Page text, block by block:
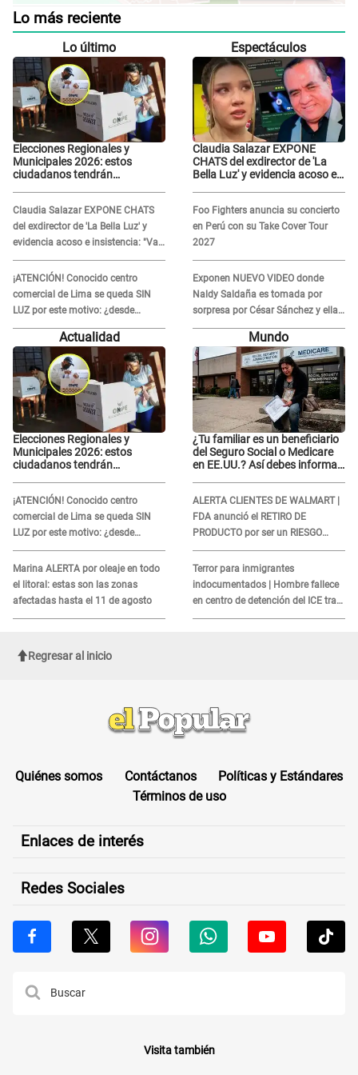
Lo más reciente
Lo último
Elecciones Regionales y
Municipales 2026: estos
ciudadanos tendrán
Claudia Salazar EXPONE CHATS
del exdirector de 'La Bella Luz' y
evidencia acoso e insistencia: "Vas
a estar conmigo, no pasa nada"
¡ATENCIÓN! Conocido centro
comercial de Lima se queda SIN
LUZ por este motivo: ¿desde
cuándo atenderá?
Espectáculos
Claudia Salazar EXPONE
CHATS del exdirector de 'La
Bella Luz' y evidencia acoso e
Foo Fighters anuncia su concierto
en Perú con su Take Cover Tour
2027
Exponen NUEVO VIDEO donde
Naldy Saldaña es tomada por
sorpresa por César Sánchez y ella
evidencia su REACCIÓN: Le agarró
Actualidad
Elecciones Regionales y
Municipales 2026: estos
ciudadanos tendrán
¡ATENCIÓN! Conocido centro
comercial de Lima se queda SIN
LUZ por este motivo: ¿desde
cuándo atenderá?
Marina ALERTA por oleaje en todo
el litoral: estas son las zonas
afectadas hasta el 11 de agosto
Mundo
¿Tu familiar es un beneficiario
del Seguro Social o Medicare
en EE.UU.? Así debes informar
ALERTA CLIENTES DE WALMART |
FDA anunció el RETIRO DE
PRODUCTO por ser un RIESGO
MORTAL para consumidores: ¿Cuál
es?
Terror para inmigrantes
indocumentados | Hombre fallece
en centro de detención del ICE tras
sufrir una "emergencia médica"
Regresar al inicio
Quiénes somos Contáctanos
Políticas y Estándares
Términos de uso
Enlaces de interés
Redes Sociales
Visita también